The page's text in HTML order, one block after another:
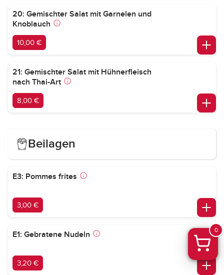
20: Gemischter Salat mit Garnelen und
Knoblauch
10,00 €
21: Gemischter Salat mit Hühnerfleisch
nach Thai-Art
8,00 €
Beilagen
E3: Pommes frites
3,00 €
E1: Gebratene Nudeln
3,20 €
0